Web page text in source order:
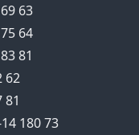
63
64
81
62
81
180 73